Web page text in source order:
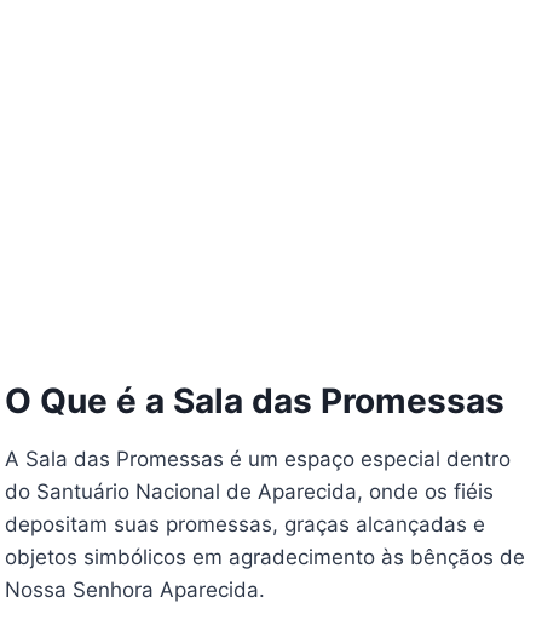
O Que é a Sala das Promessas
A Sala das Promessas é um espaço especial dentro
do Santuário Nacional de Aparecida, onde os fiéis
depositam suas promessas, graças alcançadas e
objetos simbólicos em agradecimento às bênçãos de
Nossa Senhora Aparecida.